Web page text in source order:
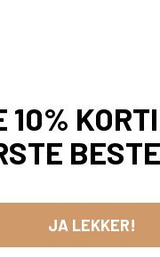
verzamelaars
JA LEKKER!